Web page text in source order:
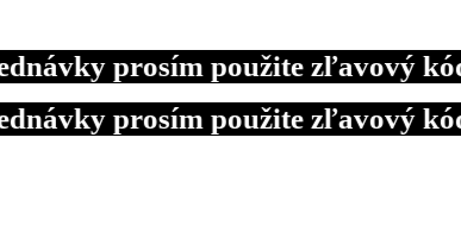
prosím použite zľavový kód
prosím použite zľavový kód
prosím použite zľavový kód